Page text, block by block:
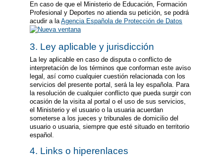
En caso de que el Ministerio de Educación, Formación
Profesional y Deportes no atienda su petición, se podrá
acudir a laAgencia Española de Protección de Datos
3. Ley aplicable y jurisdicción
La ley aplicable en caso de disputa o conflicto de
interpretación de los términos que conforman este aviso
legal, así como cualquier cuestión relacionada con los
servicios del presente portal, será la ley española. Para
la resolución de cualquier conflicto que pueda surgir con
ocasión de la visita al portal o el uso de sus servicios,
el Ministerio y el usuario o la usuaria acuerdan
someterse a los jueces y tribunales de domicilio del
usuario o usuaria, siempre que esté situado en territorio
español.
4. Links o hiperenlaces